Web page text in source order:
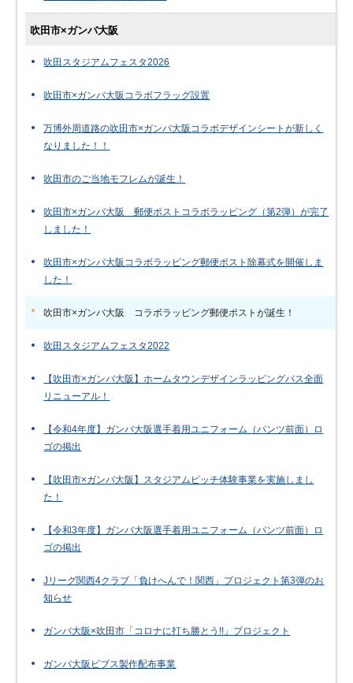
吹田市×ガンバ大阪
吹田スタジアムフェスタ2026
吹田市×ガンバ大阪コラボフラッグ設置
万博外周道路の吹田市×ガンバ大阪コラボデザインシートが新しく
なりました！！
吹田市のご当地モフレムが誕生！
吹田市×ガンバ大阪 郵便ポストコラボラッピング（第2弾）が完了
しました！
吹田市×ガンバ大阪コラボラッピング郵便ポスト除幕式を開催しま
した！
吹田市×ガンバ大阪 コラボラッピング郵便ポストが誕生！
吹田スタジアムフェスタ2022
【吹田市×ガンバ大阪】ホームタウンデザインラッピングバス全面
リニューアル！
【令和4年度】ガンバ大阪選手着用ユニフォーム（パンツ前面）ロ
ゴの掲出
【吹田市×ガンバ大阪】スタジアムピッチ体験事業を実施しまし
た！
【令和3年度】ガンバ大阪選手着用ユニフォーム（パンツ前面）ロ
ゴの掲出
Jリーグ関西4クラブ「負けへんで！関西」プロジェクト第3弾のお
知らせ
ガンバ大阪×吹田市「コロナに打ち勝とう!!」プロジェクト
ガンバ大阪ビブス製作配布事業